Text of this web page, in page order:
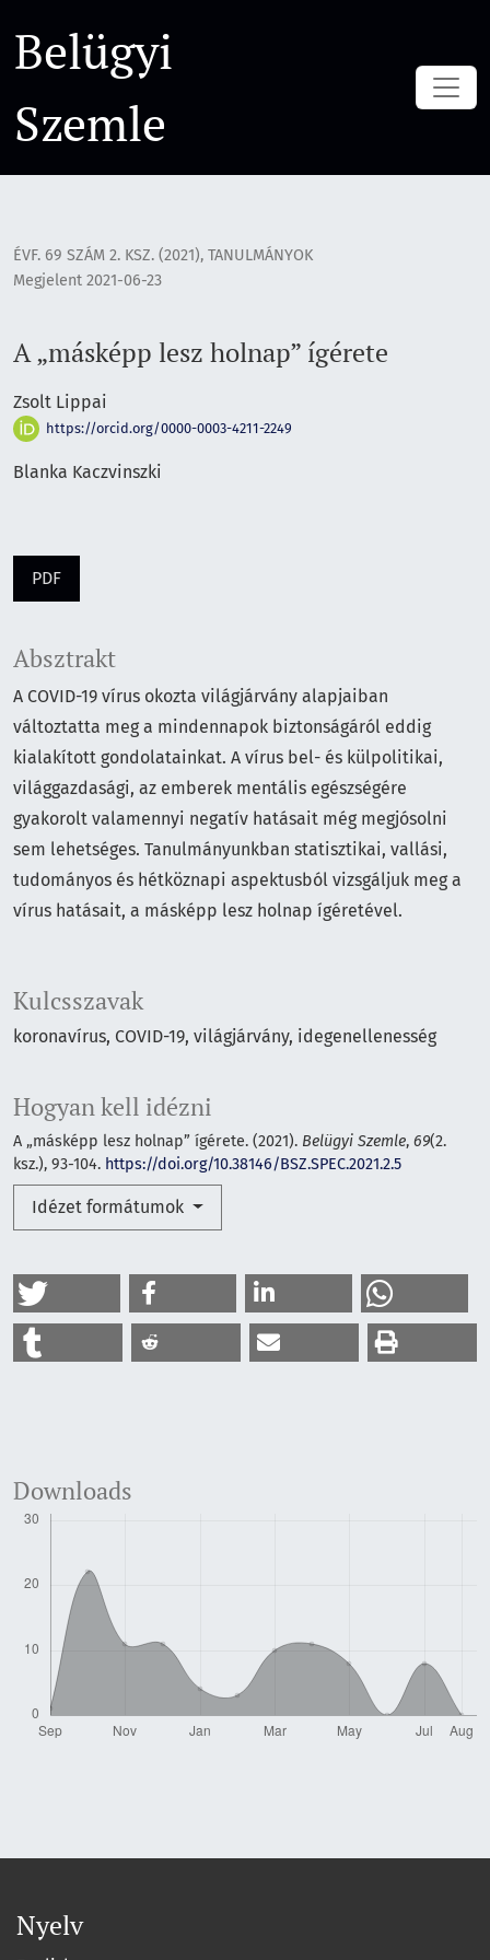
Belügyi
Szemle
ÉVF. 69 SZÁM 2. KSZ. (2021), TANULMÁNYOK
A „másképp lesz holnap” ígérete
Megjelent 2021-06-23
Zsolt Lippai
https://orcid.org/0000-0003-4211-2249
Blanka Kaczvinszki
PDF
Kulcsszavak
koronavírus COVID-19 világjárvány idegenellenesség
Hogyan kell idézni
A „másképp lesz holnap” ígérete. (2021). Belügyi Szemle, 69(2.
ksz.), 93-104. https://doi.org/10.38146/BSZ.SPEC.2021.2.5
Idézet formátumok
Absztrakt
A COVID-19 vírus okozta világjárvány alapjaiban
változtatta meg a mindennapok biztonságáról eddig
kialakított gondolatainkat. A vírus bel- és külpolitikai,
világgazdasági, az emberek mentális egészségére
gyakorolt valamennyi negatív hatásait még megjósolni
sem lehetséges. Tanulmányunkban statisztikai, vallási,
tudományos és hétköznapi aspektusból vizsgáljuk meg a
vírus hatásait, a másképp lesz holnap ígéretével.
Downloads
Nyelv